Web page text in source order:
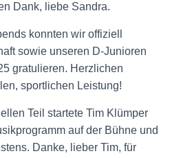
Dank, liebe Sandra.
konnten wir offiziell
sowie unseren D-Junioren
gratulieren. Herzlichen
sportlichen Leistung!
Teil startete Tim Klümper
auf der Bühne und
Danke, lieber Tim, für